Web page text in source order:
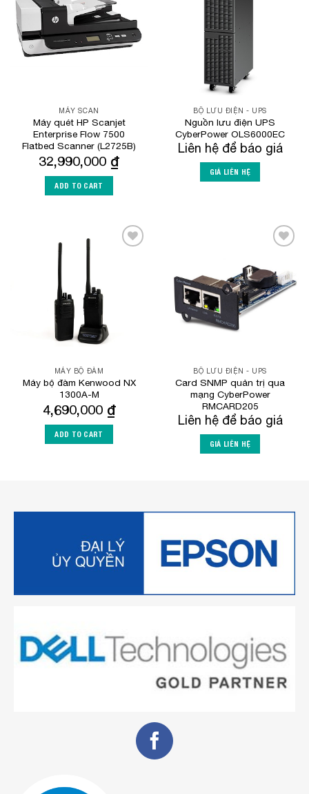
Wishlist
MÁY SCAN
Máy quét HP Scanjet
Enterprise Flow 7500
Flatbed Scanner (L2725B)
32,990,000 ₫
ADD TO CART
BỘ LƯU ĐIỆN - UPS
Nguồn lưu điện UPS
CyberPower OLS6000EC
Liên hệ để báo giá
GIÁ LIÊN HỆ
MÁY BỘ ĐÀM
Máy bộ đàm Kenwood NX
1300A-M
4,690,000 ₫
ADD TO CART
BỘ LƯU ĐIỆN - UPS
Card SNMP quản trị qua
mạng CyberPower
RMCARD205
Liên hệ để báo giá
GIÁ LIÊN HỆ